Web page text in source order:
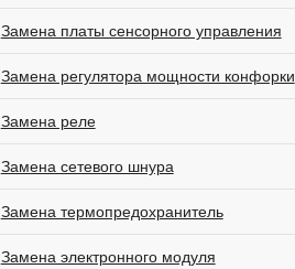
Замена платы сенсорного управления
Замена регулятора мощности конфорки
Замена реле
Замена сетевого шнура
Замена термопредохранитель
Замена электронного модуля